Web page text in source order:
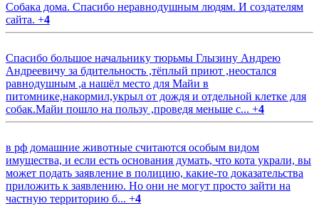
Собака дома. Спасибо неравнодушным людям. И создателям
сайта. +4
Спасибо большое начальнику тюрьмы Глызину Андрею
Андреевичу за бдительность ,тёплый приют ,неостался
равнодушным ,а нашёл место для Майи в
питомнике,накормил,укрыл от дождя и отдельной клетке для
собак.Майи пошло на пользу ,проведя меньше с... +4
в рф домашние животные считаются особым видом
имущества, и если есть основания думать, что кота украли, вы
может подать заявление в полицию, какие-то доказательства
приложить к заявлению. Но они не могут просто зайти на
частную территорию б... +4